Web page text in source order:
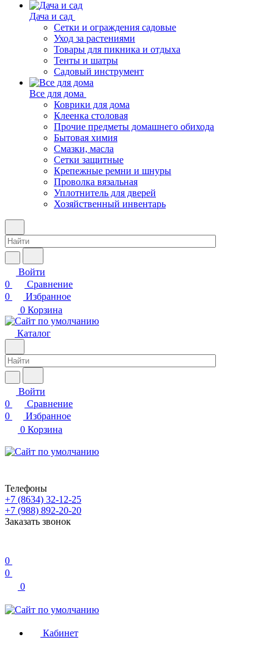
Дача и сад
Сетки и ограждения садовые
Уход за растениями
Товары для пикника и отдыха
Тенты и шатры
Садовый инструмент
Все для дома
Коврики для дома
Клеенка столовая
Прочие предметы домашнего обихода
Бытовая химия
Смазки, масла
Сетки защитные
Крепежные ремни и шнуры
Проволка вязальная
Уплотнитель для дверей
Хозяйственный инвентарь
Войти
0
Сравнение
0
Избранное
0 Корзина
Каталог
Войти
0
Сравнение
0
Избранное
0 Корзина
Телефоны
+7 (8634) 32-12-25
+7 (988) 892-20-20
Заказать звонок
0
0
0
Кабинет